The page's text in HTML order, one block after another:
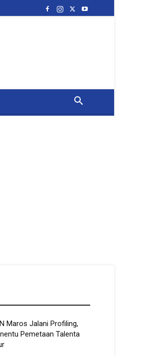
Maros Jalani Profiling,
Pemetaan Talenta